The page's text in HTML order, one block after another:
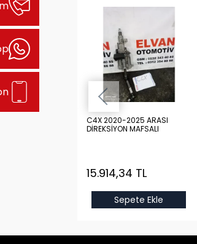
C4X 2020-2025 ARASI
DİREKSİYON MAFSALI
15.914,34 TL
Sepete Ekle